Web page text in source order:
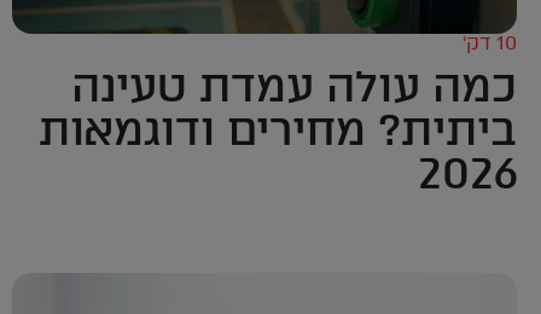
10 דק’
כמה עולה עמדת טעינה
ביתית? מחירים ודוגמאות
2026